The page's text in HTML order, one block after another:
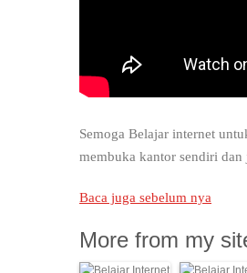
Semoga Belajar internet
membuka kantor sendiri dan
Baca juga sebelum nya
More from my